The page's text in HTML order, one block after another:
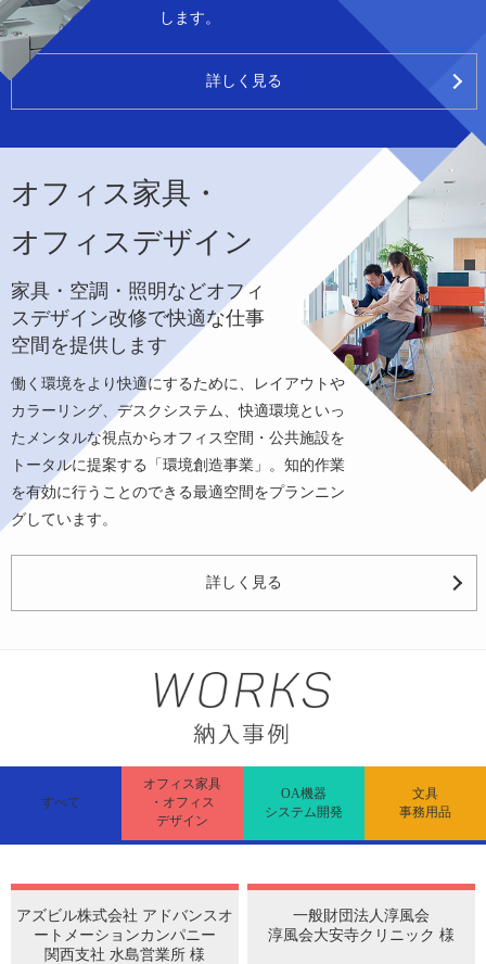
します。
詳しく見る
オフィス家具・
オフィスデザイン
家具・空調・照明などオフィ
スデザイン改修で快適な仕事
空間を提供します
働く環境をより快適にするために、レイアウトや
カラーリング、デスクシステム、快適環境といっ
たメンタルな視点からオフィス空間・公共施設を
トータルに提案する「環境創造事業」。知的作業
を有効に行うことのできる最適空間をプランニン
グしています。
詳しく見る
すべて
オフィス家具
・オフィス
デザイン
OA機器
システム開発
文具
事務用品
アズビル株式会社 アドバンスオ
ートメーションカンパニー
関西支社 水島営業所 様
一般財団法人淳風会
淳風会大安寺クリニック 様